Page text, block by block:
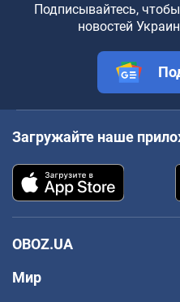
Подписывайтесь,
новостей
Загружайте наше
OBOZ.UA
Мир